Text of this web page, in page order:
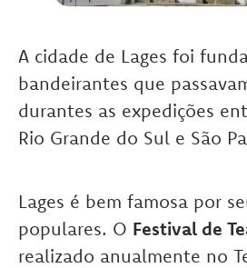
A cidade de Lages foi
bandeirantes que
durantes as expedições
Rio Grande do Sul e São
Lages é bem famosa por
populares. O Festival de
realizado anualmente no